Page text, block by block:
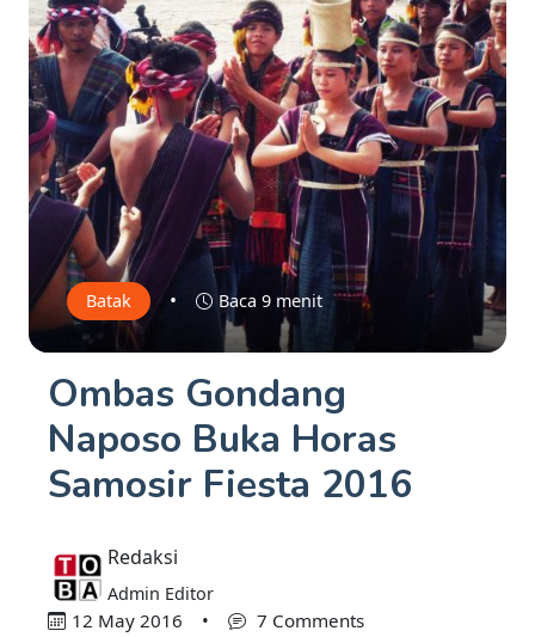
Batak • Baca 9 menit
Ombas Gondang
Naposo Buka Horas
Samosir Fiesta 2016
Redaksi
Admin Editor
12 May 2016 • 7 Comments